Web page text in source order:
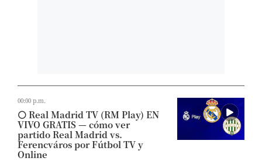
00:00 p.m.
⚪​ Real Madrid TV (RM Play) EN
VIVO GRATIS — cómo ver
partido Real Madrid vs.
Ferencváros por Fútbol TV y
Online